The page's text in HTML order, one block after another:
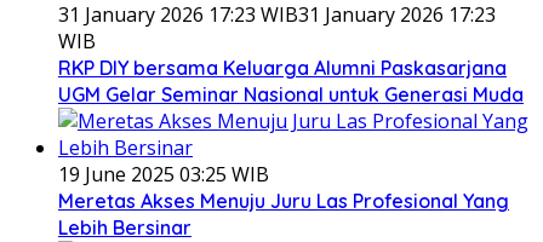
31 January 2026 17:23 WIB31 January 2026 17:23
WIB
RKP DIY bersama Keluarga Alumni Paskasarjana
UGM Gelar Seminar Nasional untuk Generasi Muda
19 June 2025 03:25 WIB
Meretas Akses Menuju Juru Las Profesional Yang
Lebih Bersinar